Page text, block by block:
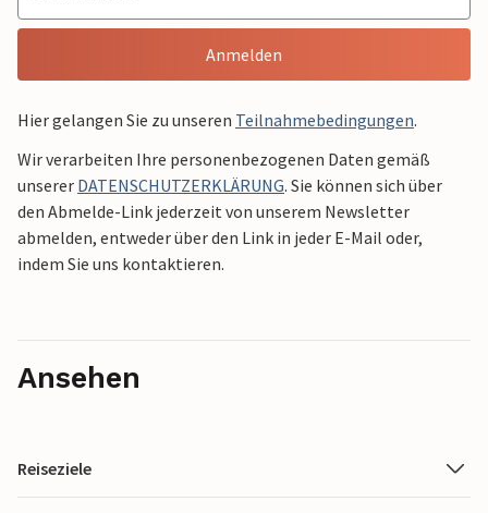
Anmelden
Hier gelangen Sie zu unseren Teilnahmebedingungen.
Wir verarbeiten Ihre personenbezogenen Daten gemäß
unserer DATENSCHUTZERKLÄRUNG. Sie können sich über
den Abmelde-Link jederzeit von unserem Newsletter
abmelden, entweder über den Link in jeder E-Mail oder,
indem Sie uns kontaktieren.
Ansehen
Reiseziele